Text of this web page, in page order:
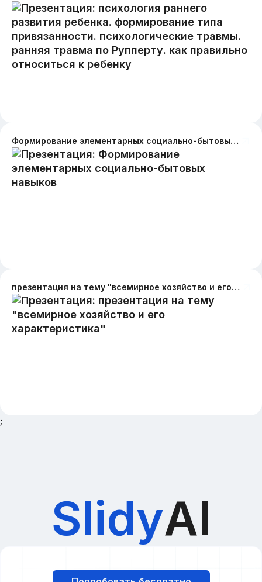
Формирование элементарных социально-бытовых навыков
презентация на тему "всемирное хозяйство и его характеристика"
;
SlidyAI